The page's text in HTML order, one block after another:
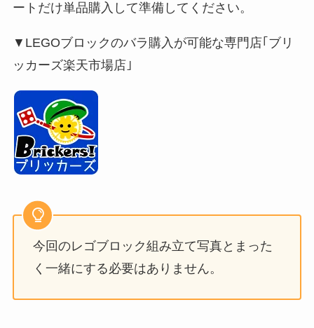
ートだけ単品購入して準備してください。
▼LEGOブロックのバラ購入が可能な専門店｢ブリ
ッカーズ楽天市場店｣
今回のレゴブロック組み立て写真とまった
く一緒にする必要はありません。